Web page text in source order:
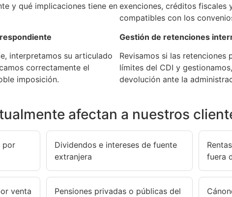
y qué implicaciones tiene en
interpretamos su articulado
correctamente el
imposición.
exenciones, créditos fiscales
compatibles con los
Gestión de retenciones
Revisamos si las retenciones
límites del CDI y
devolución ante la
afectan a nuestros
por
Dividendos e intereses de fuente
extranjera
fuera
venta
Pensiones privadas o públicas del